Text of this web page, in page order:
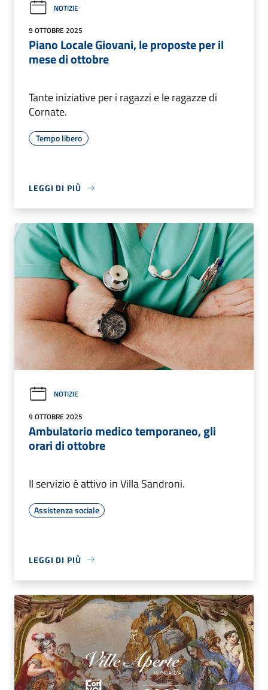
NOTIZIE
9 OTTOBRE 2025
Piano Locale Giovani, le proposte per il
mese di ottobre
Tante iniziative per i ragazzi e le ragazze di
Cornate.
Tempo libero
LEGGI DI PIÙ
NOTIZIE
9 OTTOBRE 2025
Ambulatorio medico temporaneo, gli
orari di ottobre
Il servizio è attivo in Villa Sandroni.
Assistenza sociale
LEGGI DI PIÙ